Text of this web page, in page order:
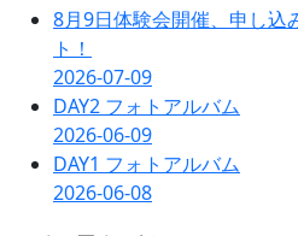
8月9日体験会開催、申し込
ト！
2026-07-09
DAY2 フォトアルバム
2026-06-09
DAY1 フォトアルバム
2026-06-08